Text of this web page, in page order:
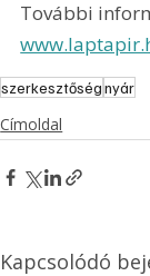
További
szerkesztőségnyár
Címoldal
Kapcsolódó